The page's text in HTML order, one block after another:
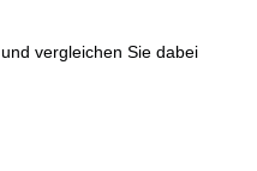
vergleichen Sie dabei